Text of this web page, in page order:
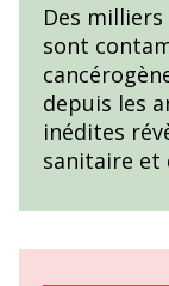
Des
sont
depuis les
inédites
sanitaire et